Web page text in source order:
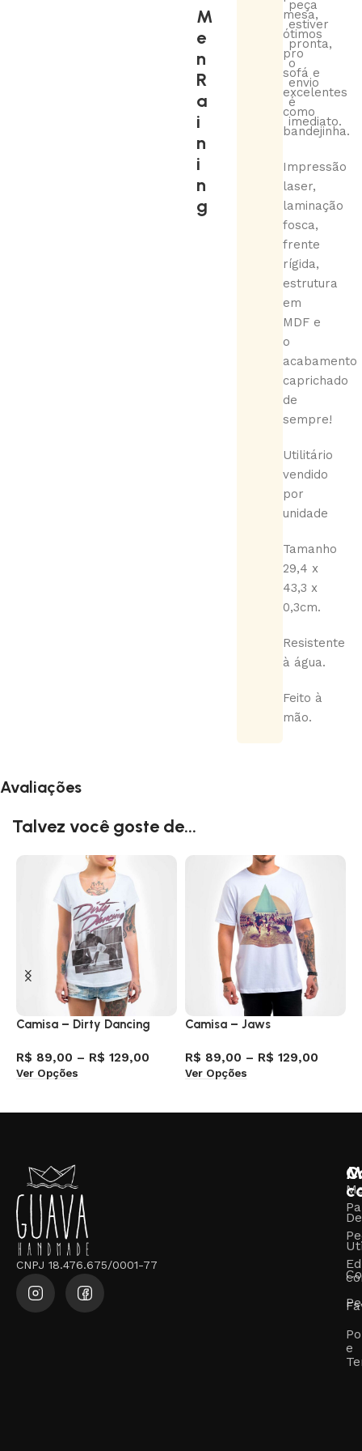
M
e
n
R
a
i
n
i
n
g
peça
estiver
pronta,
o
envio
é
imediato.
mesa,
ótimos
pro
sofá e
excelentes
como
bandejinha.
Impressão
laser,
laminação
fosca,
frente
rígida,
estrutura
em
MDF e
o
acabamento
caprichado
de
sempre!
Utilitário
vendido
por
unidade
Tamanho
29,4 x
43,3 x
0,3cm.
Resistente
à água.
Feito à
mão.
Avaliações
Talvez você goste de...
Camisa – Dirty Dancing
R$ 89,00 – R$ 129,00
Ver Opções
Camisa – Jaws
R$ 89,00 – R$ 129,00
Ver Opções
CNPJ 18.476.675/0001-77
e